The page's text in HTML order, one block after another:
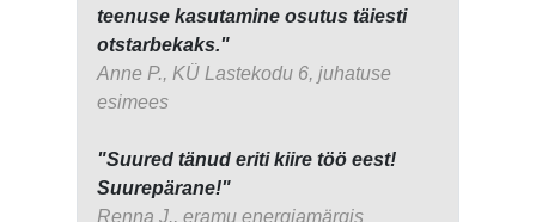
teenuse kasutamine osutus täiesti
otstarbekaks."
Anne P., KÜ Lastekodu 6, juhatuse
esimees
"Suured tänud eriti kiire töö eest!
Suurepärane!"
Renna J., eramu energiamärgis